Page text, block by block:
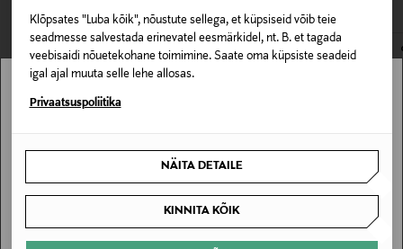
Klõpsates "Luba kõik", nõustute sellega, et küpsiseid võib teie
seadmesse salvestada erinevatel eesmärkidel, nt. B. et tagada
veebisaidi nõuetekohane toimimine. Saate oma küpsiste seadeid
igal ajal muuta selle lehe allosas.
Privaatsuspoliitika
NÄITA DETAILE
KINNITA KÕIK
Hooldusjuhendid
Kanna puhtale näo- ja kaelanahale. Parima tulemuse
Tooteohutusalane väide
E-POE TAGASTUSED
Stockmann pole Sinu riigis saadaval.
SAAN ARU